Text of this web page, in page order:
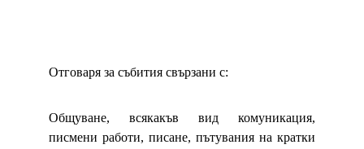
Отговаря за събития свързани с:
Общуване, всякакъв вид комуникация,
писмени работи, писане, пътувания на кратки